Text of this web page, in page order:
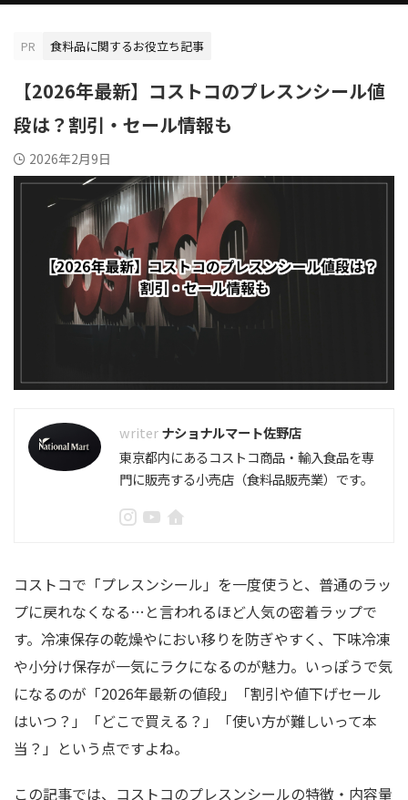
PR 食料品に関するお役立ち記事
【2026年最新】コストコのプレスンシール値
段は？割引・セール情報も
2026年2月9日
ナショナルマート佐野店
東京都内にあるコストコ商品・輸入食品を専
門に販売する小売店（食料品販売業）です。
コストコで「プレスンシール」を一度使うと、普通のラッ
プに戻れなくなる…と言われるほど人気の密着ラップで
す。冷凍保存の乾燥やにおい移りを防ぎやすく、下味冷凍
や小分け保存が一気にラクになるのが魅力。いっぽうで気
になるのが「2026年最新の値段」「割引や値下げセール
はいつ？」「どこで買える？」「使い方が難しいって本
当？」という点ですよね。
この記事では、コストコのプレスンシールの特徴・内容量